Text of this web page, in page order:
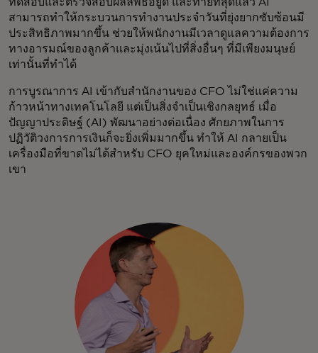
สามารถทำให้กระบวนการทำงานประจำวันที่ยุ่งยากซับซ้อนมี
ประสิทธิภาพมากขึ้น ช่วยให้พนักงานมีเวลาดูแลความต้องการ
ทางอารมณ์ของลูกค้าและมุ่งเน้นไปที่สิ่งอื่นๆ ที่มีเพียงมนุษย์
เท่านั้นที่ทำได้
การบูรณาการ AI เข้ากับสำนักงานของ CFO ไม่ใช่แค่ความ
ก้าวหน้าทางเทคโนโลยี แต่เป็นสิ่งจำเป็นเชิงกลยุทธ์ เมื่อ
ปัญญาประดิษฐ์ (AI) พัฒนาอย่างต่อเนื่อง ศักยภาพในการ
ปฏิวัติวงการการเงินก็จะยิ่งเพิ่มมากขึ้น ทำให้ AI กลายเป็น
เครื่องมือที่ขาดไม่ได้สำหรับ CFO ยุคใหม่และองค์กรของพวก
เขา